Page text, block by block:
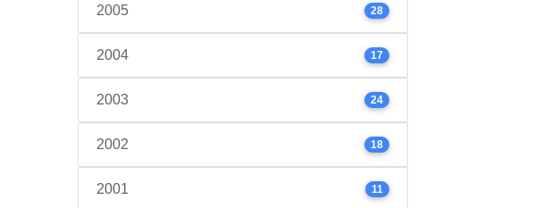
2005 28
2004 17
2003 24
2002 18
2001 11